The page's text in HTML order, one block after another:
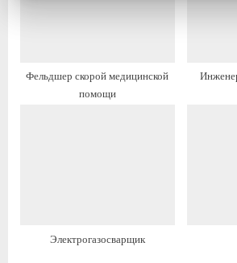
Фельдшер скорой медицинской
помощи
Электрогазосварщик